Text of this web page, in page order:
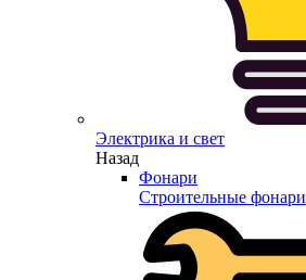
Электрика и свет
Назад
Фонари
Строительные фонари